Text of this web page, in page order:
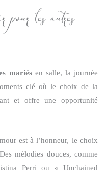
les autres
mariésen salle, la journée
clé où le choix de la
et offre une opportunité
est à l’honneur, le choix
mélodies douces, comme
Perri ou « Unchained